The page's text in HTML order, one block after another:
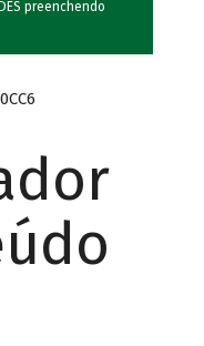
preenchendo